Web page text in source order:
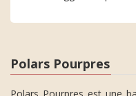
Polars Pourpres
Polars Pourpres est une